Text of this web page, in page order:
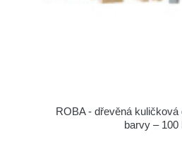
ROBA - dřevěná kuličková
barvy – 100